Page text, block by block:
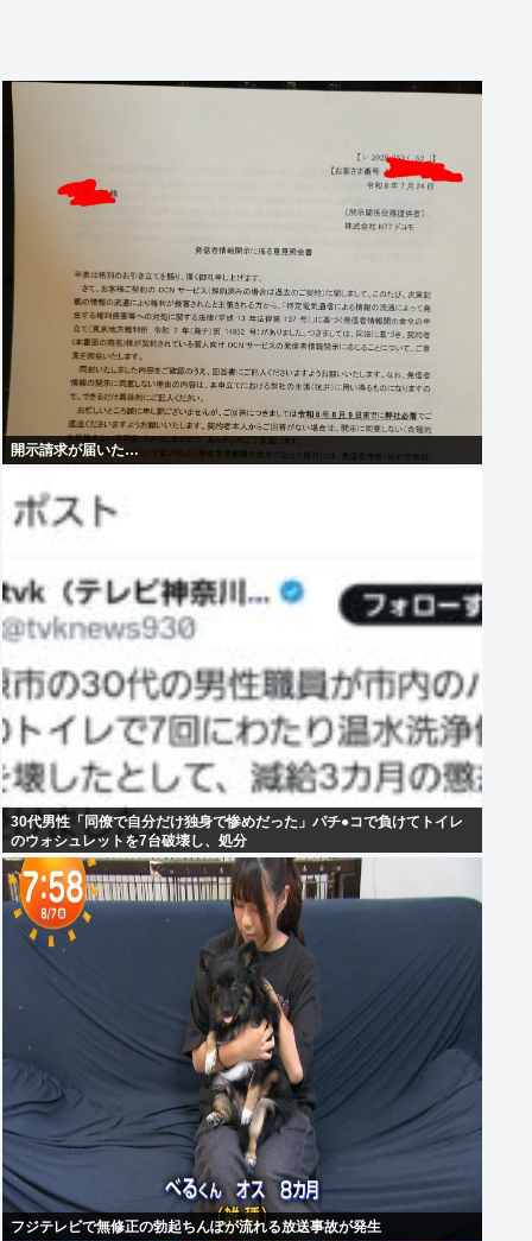
開示請求が届いた…
30代男性「同僚で自分だけ独身で惨めだった」パチ●コで負けてトイレ
のウォシュレットを7台破壊し、処分
フジテレビで無修正の勃起ちんぽが流れる放送事故が発生